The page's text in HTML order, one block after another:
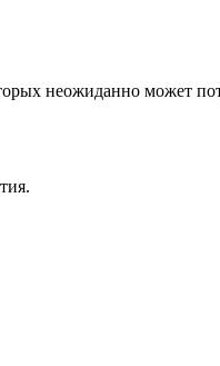
неожиданно может